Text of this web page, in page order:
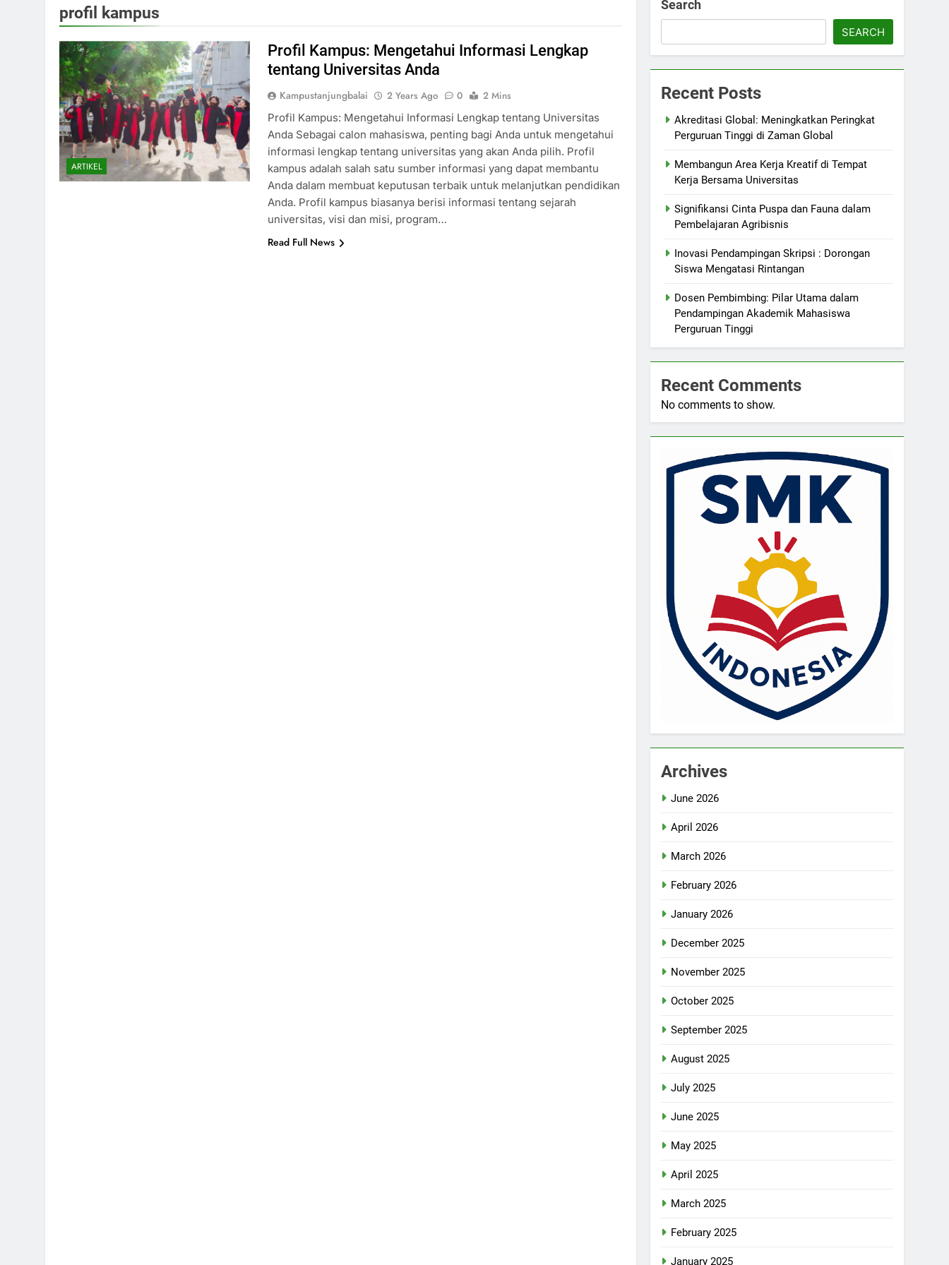
profil kampus
ARTIKEL
Profil Kampus: Mengetahui Informasi Lengkap
tentang Universitas Anda
Kampustanjungbalai 2 Years Ago 0
2 Mins
Profil Kampus: Mengetahui Informasi Lengkap tentang Universitas
Anda Sebagai calon mahasiswa, penting bagi Anda untuk mengetahui
informasi lengkap tentang universitas yang akan Anda pilih. Profil
kampus adalah salah satu sumber informasi yang dapat membantu
Anda dalam membuat keputusan terbaik untuk melanjutkan pendidikan
Anda. Profil kampus biasanya berisi informasi tentang sejarah
universitas, visi dan misi, program…
Read Full News
Search
SEARCH
Recent Posts
Akreditasi Global: Meningkatkan Peringkat
Perguruan Tinggi di Zaman Global
Membangun Area Kerja Kreatif di Tempat
Kerja Bersama Universitas
Signifikansi Cinta Puspa dan Fauna dalam
Pembelajaran Agribisnis
Inovasi Pendampingan Skripsi : Dorongan
Siswa Mengatasi Rintangan
Dosen Pembimbing: Pilar Utama dalam
Pendampingan Akademik Mahasiswa
Perguruan Tinggi
Recent Comments
No comments to show.
Archives
June 2026
April 2026
March 2026
February 2026
January 2026
December 2025
November 2025
October 2025
September 2025
August 2025
July 2025
June 2025
May 2025
April 2025
March 2025
February 2025
January 2025